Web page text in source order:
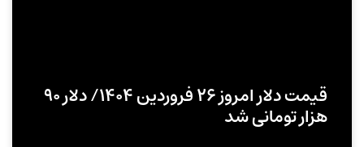
قیمت دلار امروز ۲۶ فروردین ۱۴۰۴/ دلار ۹۰
هزار تومانی شد